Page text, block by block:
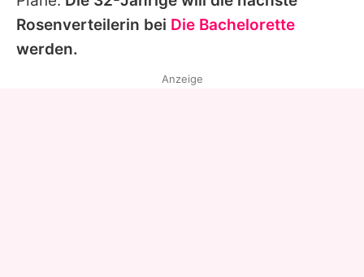
Rosenverteilerin bei Die Bachelorette
werden.
Anzeige